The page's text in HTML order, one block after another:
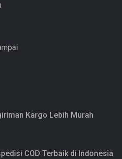
Kargo Lebih Murah
COD Terbaik di Indonesia